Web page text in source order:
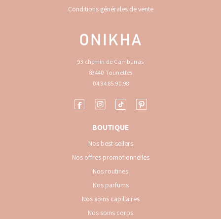
Conditions générales de vente
93 chemin de Cambarras
83440 Tourrettes
04.94.85.90.98
BOUTIQUE
Nos best-sellers
Nos offres promotionnelles
Nos routines
Nos parfums
Nos soins capillaires
Nos soins corps